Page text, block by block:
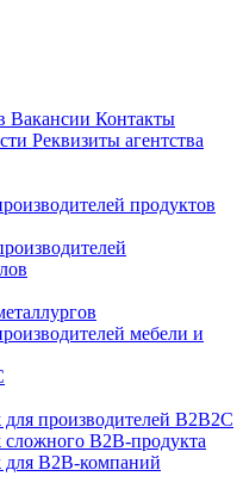
Вакансии Контакты
Реквизиты агентства
продуктов
мебели и
производителей B2B2C
B2B-продукта
B2B-компаний